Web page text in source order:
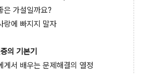
은 가설일까요?
랑에 빠지지 말자
의 기본기
게서 배우는 문제해결의 열정